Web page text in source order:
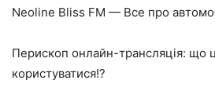
Neoline Bliss FM — Все про
Перископ онлайн-трансляція: що
користуватися!?